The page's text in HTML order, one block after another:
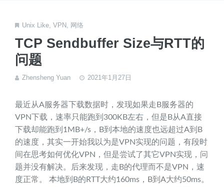
Unix Like VPN 网络
TCP Sendbuffer Size与RTT的
问题
Zhensheng Yuan 2021年1月27日
最近从A服务器下载数据时，发现如果走B服务器的
VPN下载，速率只能跑到300KB左右，但是B从A直接
下载却能跑到1MB+/s，B到本地的速度也远超过A到B
的速度，其实一开始我以为是VPN实现的问题，有段时
间在思考如何优化VPN，但是尝试了其它VPN实现，问
题并没有解决。后来发现，走B的代理而不是VPN，速
度正常。 本地到B的RTT大约160ms，B到A大约50ms。